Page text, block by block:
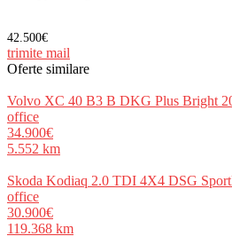
42.500€
trimite mail
Oferte similare
Volvo XC 40 B3 B DKG Plus Bright
office
34.900€
5.552 km
Skoda Kodiaq 2.0 TDI 4X4 DSG
office
30.900€
119.368 km